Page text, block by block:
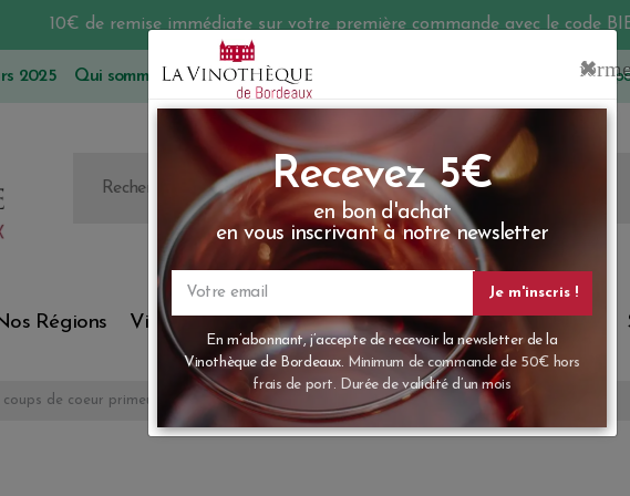
10€ de remise immédiate sur votre première commande avec le code
2025 Qui sommes-nous 05 57 10 41 41 Les prix sont affichés
Régions Vins du monde Primeurs Bio & Cie Champagne
coups de coeur primeurs du Point et de la RVF !
Recevez 5€
en bon d'achat
en vous inscrivant à notre
Votre
email
En m’abonnant, j’accepte de recevoir la
Vinothèque de Bordeaux.Minimum de